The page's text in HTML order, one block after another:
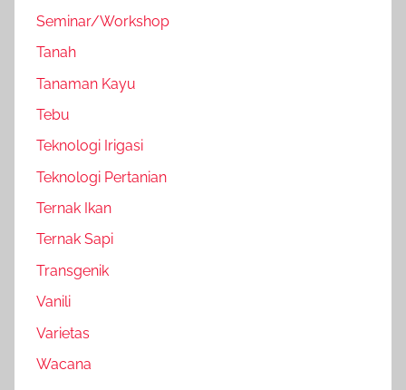
Seminar/Workshop
Tanah
Tanaman Kayu
Tebu
Teknologi Irigasi
Teknologi Pertanian
Ternak Ikan
Ternak Sapi
Transgenik
Vanili
Varietas
Wacana